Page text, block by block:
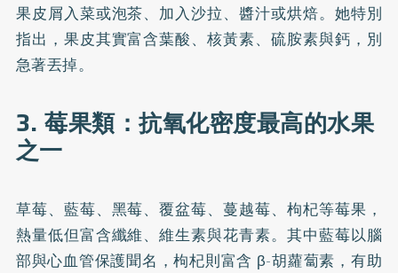
果皮屑入菜或泡茶、加入沙拉、醬汁或烘焙。她特別
指出，果皮其實富含葉酸、核黃素、硫胺素與鈣，別
急著丟掉。
3. 莓果類：抗氧化密度最高的水果
之一
草莓、藍莓、黑莓、覆盆莓、蔓越莓、枸杞等莓果，
熱量低但富含纖維、維生素與花青素。其中藍莓以腦
部與心血管保護聞名，枸杞則富含 β-胡蘿蔔素，有助